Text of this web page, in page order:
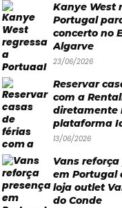
Kanye West
Portugal
concerto no
Algarve
23/06/2026
Reservar
com a
diretamente
plataforma
13/06/2026
Vans
em Portugal
loja outlet
do Conde